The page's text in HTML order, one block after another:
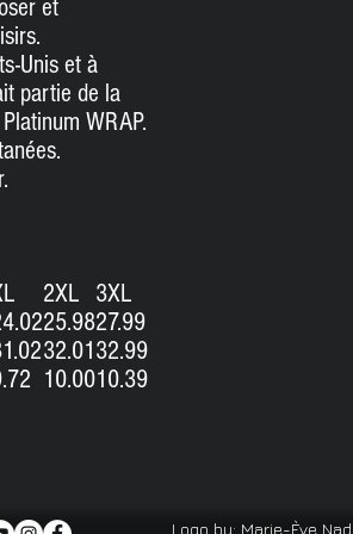
et
Unis et à
partie de la
WRAP.
2XL 3XL
25.9827.99
32.0132.99
10.0010.39
Logo by: Marie-Ève